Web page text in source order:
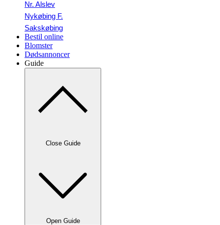
Nr. Alslev
Nykøbing F.
Sakskøbing
Bestil online
Blomster
Dødsannoncer
Guide
Close Guide
Open Guide